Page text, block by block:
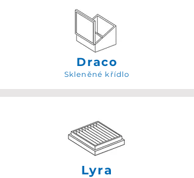
Draco
Skleněné křídlo
Lyra